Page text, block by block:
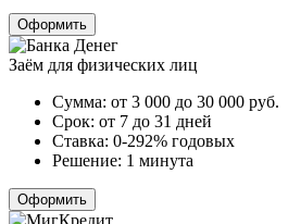
Оформить
Заём для физических лиц
Сумма: от 3 000 до 30 000 руб.
Срок: от 7 до 31 дней
Ставка: 0-292% годовых
Решение: 1 минута
Оформить